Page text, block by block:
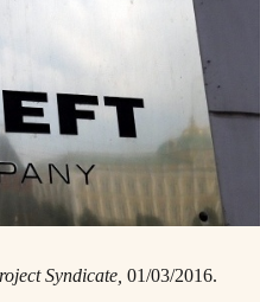
Syndicate,01/03/2016.